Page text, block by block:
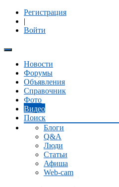
Регистрация
|
Войти
Новости
Форумы
Объявления
Справочник
Фото
Видео
Поиск
Блоги
Q&A
Люди
Статьи
Афиша
Web-cam